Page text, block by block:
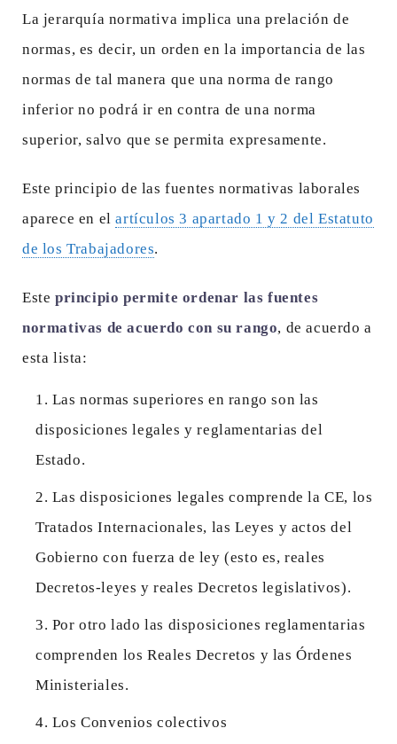
La jerarquía normativa implica una prelación de
normas, es decir, un orden en la importancia de las
normas de tal manera que una norma de rango
inferior no podrá ir en contra de una norma
superior, salvo que se permita expresamente.
Este principio de las fuentes normativas laborales
aparece en elartículos 3 apartado 1 y 2 del Estatuto
de los Trabajadores.
Este principio permite ordenar las fuentes
normativas de acuerdo con su rango, de acuerdo a
esta lista:
Las normas superiores en rango son las
disposiciones legales y reglamentarias del
Estado.
Las disposiciones legales comprende la CE, los
Tratados Internacionales, las Leyes y actos del
Gobierno con fuerza de ley (esto es, reales
Decretos-leyes y reales Decretos legislativos).
Por otro lado las disposiciones reglamentarias
comprenden los Reales Decretos y las Órdenes
Ministeriales.
Los Convenios colectivos